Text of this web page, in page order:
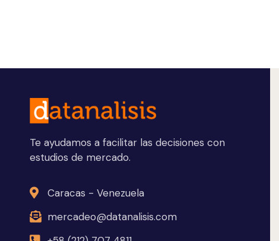
Te ayudamos a facilitar las decisiones con
estudios de mercado.
Caracas - Venezuela
mercadeo@datanalisis.com